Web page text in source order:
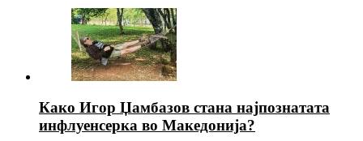
Како Игор Џамбазов стана најпознатата
инфлуенсерка во Македонија?